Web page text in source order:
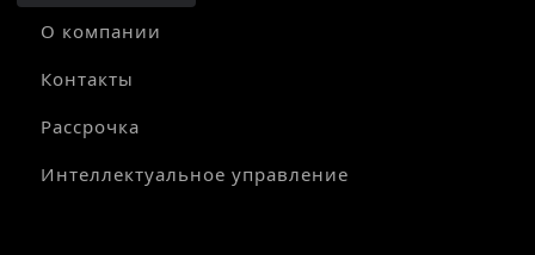
О компании
Контакты
Рассрочка
Интеллектуальное управление